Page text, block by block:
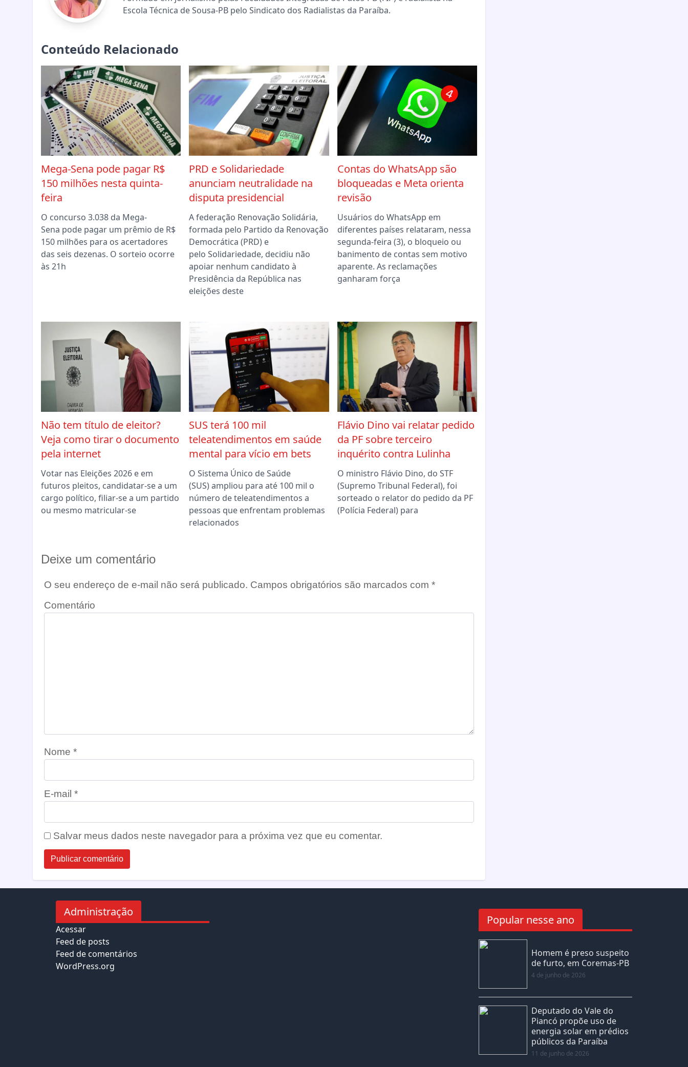
Escola Técnica de Sousa-PB pelo Sindicato dos Radialistas da Paraíba.
Conteúdo Relacionado
Mega-Sena pode pagar R$
150 milhões nesta quinta-
feira
O concurso 3.038 da Mega-
Sena pode pagar um prêmio de R$
150 milhões para os acertadores
das seis dezenas. O sorteio ocorre
às 21h
PRD e Solidariedade
anunciam neutralidade na
disputa presidencial
A federação Renovação Solidária,
formada pelo Partido da Renovação
Democrática (PRD) e
pelo Solidariedade, decidiu não
apoiar nenhum candidato à
Presidência da República nas
eleições deste
Contas do WhatsApp são
bloqueadas e Meta orienta
revisão
Usuários do WhatsApp em
diferentes países relataram, nessa
segunda-feira (3), o bloqueio ou
banimento de contas sem motivo
aparente. As reclamações
ganharam força
Não tem título de eleitor?
Veja como tirar o documento
pela internet
Votar nas Eleições 2026 e em
futuros pleitos, candidatar-se a um
cargo político, filiar-se a um partido
ou mesmo matricular-se
SUS terá 100 mil
teleatendimentos em saúde
mental para vício em bets
O Sistema Único de Saúde
(SUS) ampliou para até 100 mil o
número de teleatendimentos a
pessoas que enfrentam problemas
relacionados
Flávio Dino vai relatar pedido
da PF sobre terceiro
inquérito contra Lulinha
O ministro Flávio Dino, do STF
(Supremo Tribunal Federal), foi
sorteado o relator do pedido da PF
(Polícia Federal) para
Deixe um comentário
O seu endereço de e-mail não será publicado. Campos obrigatórios são marcados com *
Comentário
Nome *
E-mail *
Salvar meus dados neste navegador para a próxima vez que eu comentar.
Administração
Acessar
Feed de posts
Feed de comentários
WordPress.org
Popular nesse ano
Homem é preso suspeito
de furto, em Coremas-PB
4 de junho de 2026
Deputado do Vale do
Piancó propõe uso de
energia solar em prédios
públicos da Paraíba
11 de junho de 2026